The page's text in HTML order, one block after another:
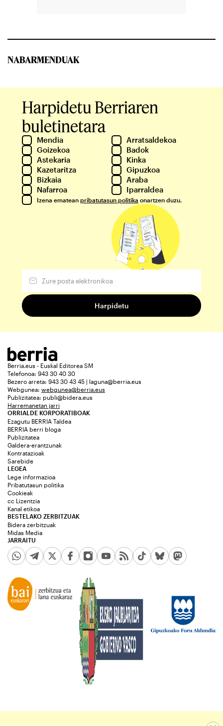
NABARMENDUAK
Harpidetu Berriaren
buletinetara
Mendia
Arratsaldekoa
Goizekoa
Badok
Astekaria
Kinka
Kazetaritza
Gipuzkoa
Bizkaia
Araba
Nafarroa
Iparraldea
Izena ematean pribatutasun politika onartzen duzu.
Berria.eus - Euskal Editorea SM
Telefonoa: 943 30 40 30
Bezero arreta: 943 30 43 45 | laguna@berria.eus
Webgunea: webgunea@berria.eus
Publizitatea: publi@bidera.eus
Harremanetan jarri
ORRIALDE KORPORATIBOAK
Ezagutu BERRIA Taldea
BERRIA berri bloga
Publizitatea
Galdera-erantzunak
Kontratazioak
Sarebide
JARRAITU
LEGEA
Lege informazioa
Pribatutasun politika
Cookieak
cc Lizentzia
Kanal etikoa
BESTELAKO ZERBITZUAK
Bidera zerbitzuak
Midas Media